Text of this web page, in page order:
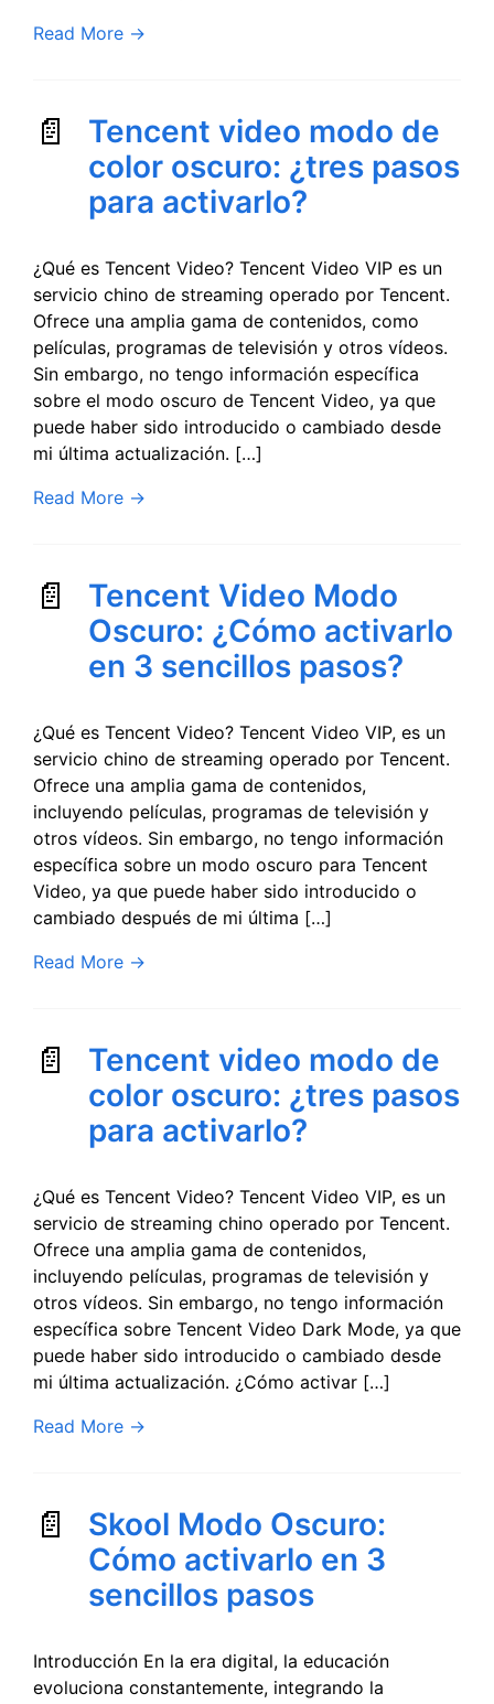
Read More →
Tencent video modo de
color oscuro: ¿tres pasos
para activarlo?
¿Qué es Tencent Video? Tencent Video VIP es un
servicio chino de streaming operado por Tencent.
Ofrece una amplia gama de contenidos, como
películas, programas de televisión y otros vídeos.
Sin embargo, no tengo información específica
sobre el modo oscuro de Tencent Video, ya que
puede haber sido introducido o cambiado desde
mi última actualización. […]
Read More →
Tencent Video Modo
Oscuro: ¿Cómo activarlo
en 3 sencillos pasos?
¿Qué es Tencent Video? Tencent Video VIP, es un
servicio chino de streaming operado por Tencent.
Ofrece una amplia gama de contenidos,
incluyendo películas, programas de televisión y
otros vídeos. Sin embargo, no tengo información
específica sobre un modo oscuro para Tencent
Video, ya que puede haber sido introducido o
cambiado después de mi última […]
Read More →
Tencent video modo de
color oscuro: ¿tres pasos
para activarlo?
¿Qué es Tencent Video? Tencent Video VIP, es un
servicio de streaming chino operado por Tencent.
Ofrece una amplia gama de contenidos,
incluyendo películas, programas de televisión y
otros vídeos. Sin embargo, no tengo información
específica sobre Tencent Video Dark Mode, ya que
puede haber sido introducido o cambiado desde
mi última actualización. ¿Cómo activar […]
Read More →
Skool Modo Oscuro:
Cómo activarlo en 3
sencillos pasos
Introducción En la era digital, la educación
evoluciona constantemente, integrando la